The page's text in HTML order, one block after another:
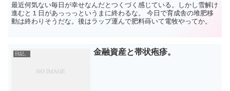
最近何気ない毎日が幸せなんだとつくづく感じている。しかし雪解け
進むと１日があっっっというまに終わるな。 今日で育成舎の堆肥移
動は終わりそうだな。後はラップ運んで肥料蒔いて電牧やってか。
日記。 金融資産と帯状疱疹。